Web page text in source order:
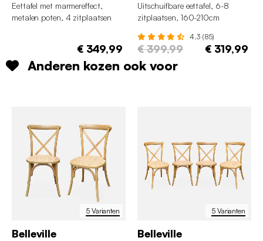
Eettafel met marmereffect,
metalen poten, 4 zitplaatsen
€ 349,99
Uitschuifbare eettafel, 6-8
zitplaatsen, 160-210cm
4.3 (85)
€ 399,99 € 319,99
Anderen kozen ook voor
5 Varianten
Belleville
5 Varianten
Belleville